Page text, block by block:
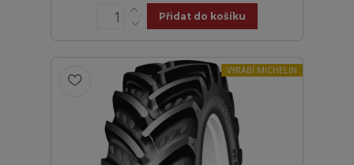
Přidat do košíku
VYRÁBÍ MICHELIN